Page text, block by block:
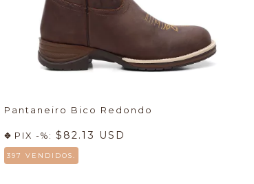
Pantaneiro Bico Redondo
PIX -%:$82.13 USD
397 VENDIDOS.